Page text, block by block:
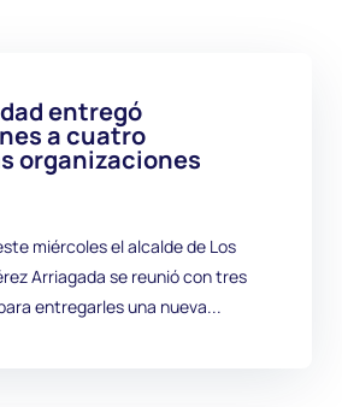
entregó
a cuatro
organizaciones
miércoles el alcalde de Los
Arriagada se reunió con tres
entregarles una nueva...